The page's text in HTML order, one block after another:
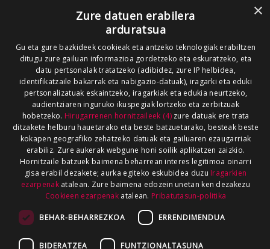
×
Zure datuen erabilera
arduratsua
Gu eta gure bazkideek cookieak eta antzeko teknologiak erabiltzen
ditugu zure gailuan informazioa gordetzeko eta eskuratzeko, eta
datu pertsonalak tratatzeko (adibidez, zure IP helbidea,
identifikatzaile bakarrak eta nabigazio-datuak), iragarki eta eduki
pertsonalizatuak eskaintzeko, iragarkiak eta edukia neurtzeko,
audientziaren inguruko ikuspegiak lortzeko eta zerbitzuak
hobetzeko. Hirugarrenen hornitzaileek (4)zure datuak ere trata
ditzakete helburu hauetarako eta beste batzuetarako, besteak beste
kokapen geografiko zehatzeko datuak eta gailuaren ezaugarriak
erabiliz. Zure aukerak webgune honi soilik aplikatzen zaizkio.
Hornitzaile batzuek baimena beharrean interes legitimoa oinarri
gisa erabil dezakete; aurka egiteko eskubidea duzu Iragarkien
ezarpenakatalean. Zure baimena edozein unetan ken dezakezu
Cookieen ezarpenak atalean. Pribatutasun-politika
BEHAR-BEHARREZKOA ERRENDIMENDUA
BIDERATZEA FUNTZIONALTASUNA